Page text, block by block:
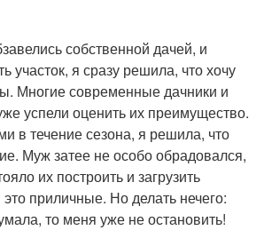
собственной дачей, и
участок, я сразу решила, что хочу
Многие современные дачники и
успели оценить их преимущество.
в течение сезона, я решила, что
Муж затее не особо обрадовался,
их построить и загрузить
приличные. Но делать нечего:
то меня уже не остановить!